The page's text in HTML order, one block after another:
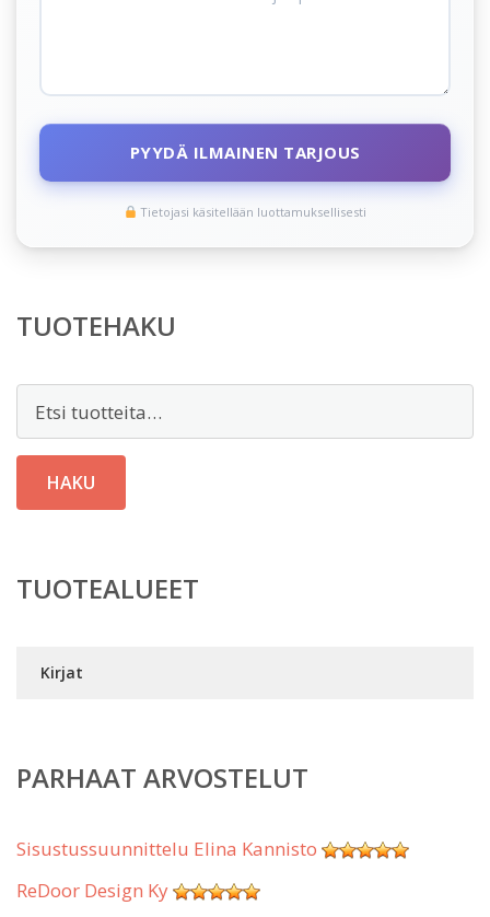
PYYDÄ ILMAINEN TARJOUS
Tietojasi käsitellään luottamuksellisesti
TUOTEHAKU
HAKU
TUOTEALUEET
Kirjat
PARHAAT ARVOSTELUT
Sisustussuunnittelu Elina Kannisto
ReDoor Design Ky